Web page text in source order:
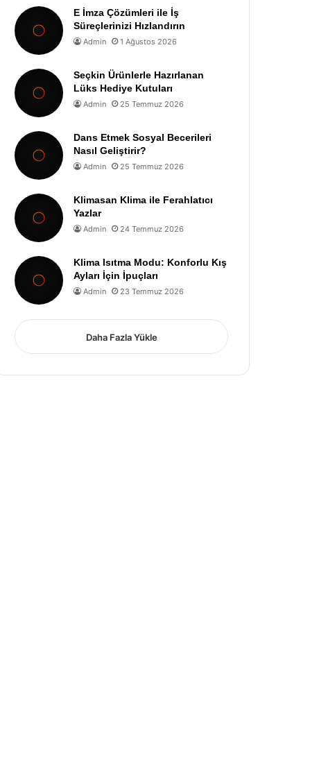
E İmza Çözümleri ile İş
Süreçlerinizi Hızlandırın
Admin 1 Ağustos 2026
Seçkin Ürünlerle Hazırlanan
Lüks Hediye Kutuları
Admin 25 Temmuz 2026
Dans Etmek Sosyal Becerileri
Nasıl Geliştirir?
Admin 25 Temmuz 2026
Klimasan Klima ile Ferahlatıcı
Yazlar
Admin 24 Temmuz 2026
Klima Isıtma Modu: Konforlu Kış
Ayları İçin İpuçları
Admin 23 Temmuz 2026
Daha Fazla Yükle